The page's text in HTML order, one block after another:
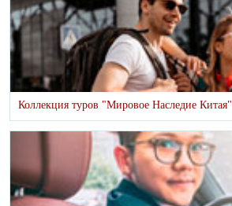
Коллекция туров "Мировое Наследие Китая"